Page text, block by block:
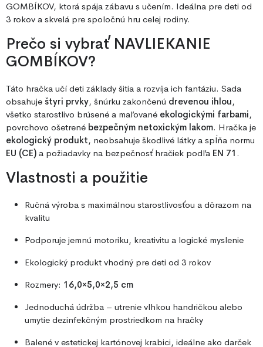
GOMBÍKOV, ktorá spája zábavu s učením. Ideálna pre deti od
3 rokov a skvelá pre spoločnú hru celej rodiny.
Prečo si vybrať NAVLIEKANIE
GOMBÍKOV?
Táto hračka učí deti základy šitia a rozvíja ich fantáziu. Sada
obsahuje štyri prvky, šnúrku zakončenú drevenou ihlou,
všetko starostlivo brúsené a maľované ekologickými farbami,
povrchovo ošetrené bezpečným netoxickým lakom. Hračka je
ekologický produkt, neobsahuje škodlivé látky a spĺňa normu
EU (CE) a požiadavky na bezpečnosť hračiek podľa EN 71 .
Vlastnosti a použitie
Ručná výroba s maximálnou starostlivosťou a dôrazom na
kvalitu
Podporuje jemnú motoriku, kreativitu a logické myslenie
Ekologický produkt vhodný pre deti od 3 rokov
Rozmery: 16,0×5,0×2,5 cm
Jednoduchá údržba – utrenie vlhkou handričkou alebo
umytie dezinfekčným prostriedkom na hračky
Balené v estetickej kartónovej krabici, ideálne ako darček